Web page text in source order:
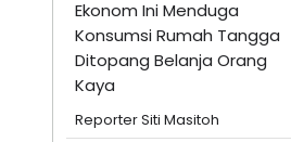
Ekonom Ini Menduga
Konsumsi Rumah Tangga
Ditopang Belanja Orang
Kaya
Reporter Siti Masitoh